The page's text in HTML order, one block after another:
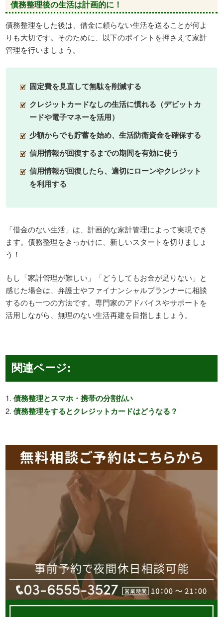
債務整理後の生活は計画的に！
債務整理をした後は、借金に頼らない生活を送ることが何よ
りも大切です。そのために、以下のポイントを押さえて家計
管理を行いましょう。
固定費を見直して無駄を削減する
クレジットカードなしの生活に慣れる（デビットカ
ードや電子マネーを活用）
少額からでも貯蓄を始め、生活防衛資金を確保する
信用情報が回復するまでの期間を有効に使う
信用情報が回復したら、適切にローンやクレジット
を利用する
「借金のない生活」は、計画的な家計管理によって実現でき
ます。債務整理をきっかけに、新しいスタートを切りましょ
う！
もし「家計管理が難しい」「どうしてもお金が足りない」と
感じた場合は、弁護士やファイナンシャルプランナーに相談
するのも一つの方法です。専門家のアドバイスやサポートを
活用しながら、無理のない生活再建を目指しましょう。
関連ページ:
債務整理とスマホ・携帯の分割払い
債務整理をするとクレジットカードはどうなる？